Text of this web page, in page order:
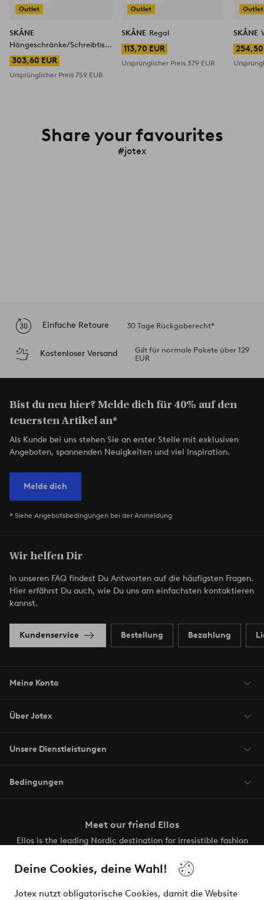
Deine Cookies, deine Wahl!
Jotex nutzt obligatorische Cookies, damit die Website
Outlet
SKÅNE
Hängeschränke/Schreibtisch
36x100 cm
303,60 EUR
Ursprünglicher Preis 759 EUR
Outlet
SKÅNE Regal
113,70 EUR
Ursprünglicher Preis379 EUR
Outlet
SKÅNE
254,50
Share your favourites
#jotex
Einfache Retoure 30 Tage Rückgaberecht*
Kostenloser Versand
Gilt für normale Pakete über 129
EUR
Bist du neu hier? Melde dich für 40% auf den
teuersten Artikel an*
Als Kunde bei uns stehen Sie an erster Stelle mit exklusiven
Angeboten, spannenden Neuigkeiten und viel Inspiration.
Melde dich
* Siehe Angebotsbedingungen bei der Anmeldung
Wir helfen Dir
In unseren FAQ findest Du Antworten auf die häufigsten Fragen.
Hier erfährst Du auch, wie Du uns am einfachsten kontaktieren
kannst.
Kundenservice Bestellung Bezahlung
Meine Konto
Über Jotex
Unsere Dienstleistungen
Bedingungen
Meet our friend Ellos
Ellos is the leading Nordic destination for irresistible fashion
the latest trends, curated to make finding your next look
effortless. It’s all here.
Visit Ellos